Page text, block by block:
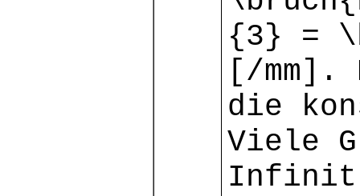
{3} =
[/mm].
die
Viele
Infinit